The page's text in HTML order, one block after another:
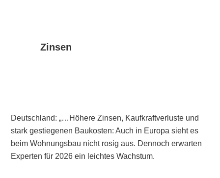
Zinsen
Deutschland: „…Höhere Zinsen, Kaufkraftverluste und
stark gestiegenen Baukosten: Auch in Europa sieht es
beim Wohnungsbau nicht rosig aus. Dennoch erwarten
Experten für 2026 ein leichtes Wachstum.